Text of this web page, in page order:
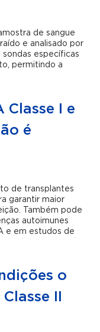
de sangue
e analisado por
específicas
permitindo a
Classe I e
é
de transplantes
garantir maior
Também pode
autoimunes
e em estudos de
o
II